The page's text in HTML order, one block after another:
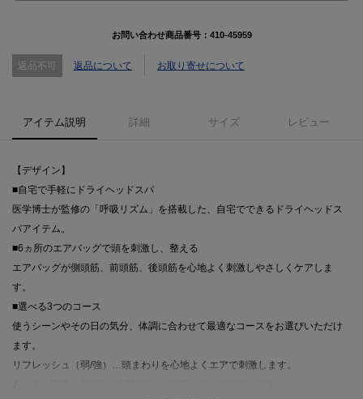
お問い合わせ商品番号： 410-45959
返品不可 返品について お取り寄せについて
アイテム説明 詳細 サイズ レビュー
【デザイン】
■自宅で手軽にドライヘッドスパ
医学博士が監修の「呼吸リズム」を搭載した、自宅でできるドライヘッドス
パアイテム。
■6ヵ所のエアバッグで頭を刺激し、整える
エアバッグが側頭筋、前頭筋、後頭筋を心地よく刺激しやさしくケアしま
す。
■選べる3つのコース
使うシーンやその日の気分、体調に合わせて最適なコースをお選びいただけ
ます。
リフレッシュ（弱/強）…頭まわりを心地よくエアで刺激します。